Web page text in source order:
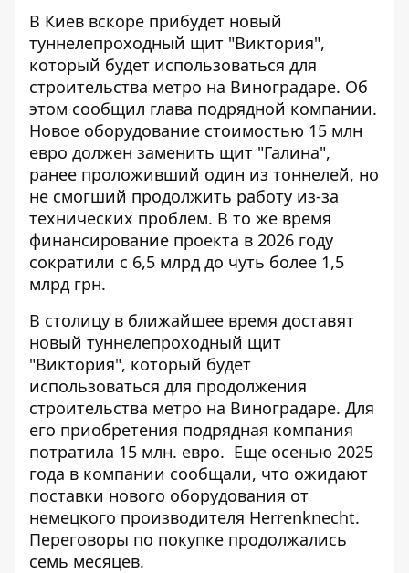
В Киев вскоре прибудет новый
туннелепроходный щит "Виктория",
который будет использоваться для
строительства метро на Виноградаре. Об
этом сообщил глава подрядной компании.
Новое оборудование стоимостью 15 млн
евро должен заменить щит "Галина",
ранее проложивший один из тоннелей, но
не смогший продолжить работу из-за
технических проблем. В то же время
финансирование проекта в 2026 году
сократили с 6,5 млрд до чуть более 1,5
млрд грн.
В столицу в ближайшее время доставят
новый туннелепроходный щит
"Виктория", который будет
использоваться для продолжения
строительства метро на Виноградаре. Для
его приобретения подрядная компания
потратила 15 млн. евро. Еще осенью 2025
года в компании сообщали, что ожидают
поставки нового оборудования от
немецкого производителя Herrenknecht.
Переговоры по покупке продолжались
семь месяцев.